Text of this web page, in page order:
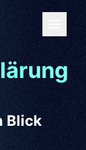
Blick